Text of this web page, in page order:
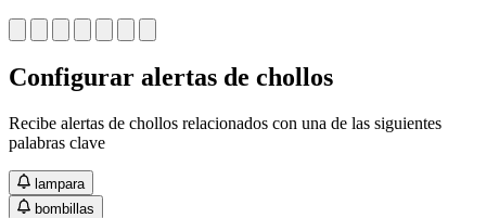
Configurar alertas de chollos
Recibe alertas de chollos relacionados con una de las siguientes
palabras clave
lampara
bombillas